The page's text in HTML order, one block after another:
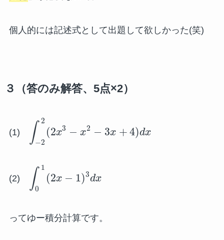
個人的には記述式として出題して欲しかった(笑)
３（答のみ解答、5点×2）
(1) ∫ 2
−2
(2x3 − x2 − 3x + 4)dx
(2) ∫ 1
0
(2x − 1)3dx
ってゆー積分計算です。